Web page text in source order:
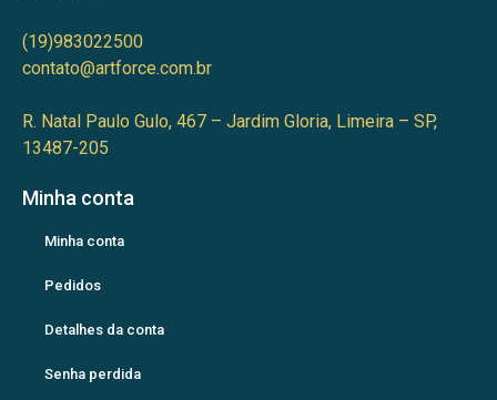
(19)983022500
contato@artforce.com.br
R. Natal Paulo Gulo, 467 – Jardim Gloria, Limeira – SP,
13487-205
Minha conta
Minha conta
Pedidos
Detalhes da conta
Senha perdida